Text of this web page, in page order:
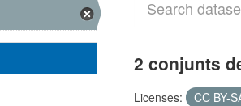
2 conjunts
Licenses: CC BY-